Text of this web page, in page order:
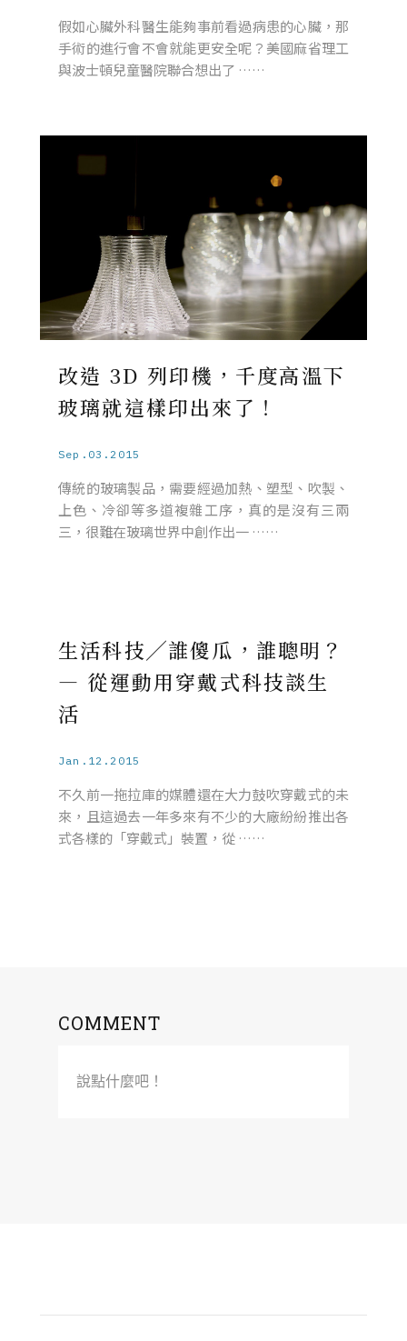
假如心臟外科醫生能夠事前看過病患的心臟，那
手術的進行會不會就能更安全呢？美國麻省理工
與波士頓兒童醫院聯合想出了 ……
改造 3D 列印機，千度高溫下
玻璃就這樣印出來了！
Sep.03.2015
傳統的玻璃製品，需要經過加熱、塑型、吹製、
上色、冷卻等多道複雜工序，真的是沒有三兩
三，很難在玻璃世界中創作出一 ……
生活科技╱誰傻瓜，誰聰明？
— 從運動用穿戴式科技談生
活
Jan.12.2015
不久前一拖拉庫的媒體還在大力鼓吹穿戴式的未
來，且這過去一年多來有不少的大廠紛紛推出各
式各樣的「穿戴式」裝置，從 ……
COMMENT
說點什麼吧！